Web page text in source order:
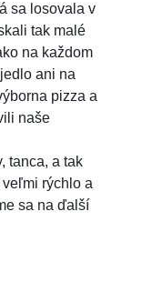
sa losovala v
tak malé
na každom
ani na
pizza a
naše
a tak
rýchlo a
sa na ďalší